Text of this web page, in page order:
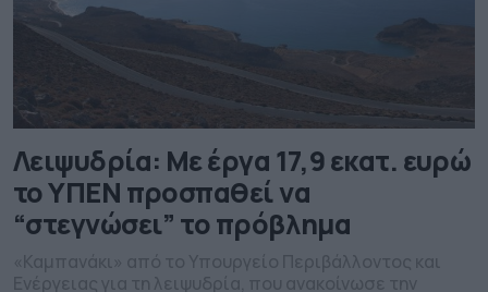
Λειψυδρία: Με έργα 17,9 εκατ. ευρώ
το ΥΠΕΝ προσπαθεί να
“στεγνώσει” το πρόβλημα